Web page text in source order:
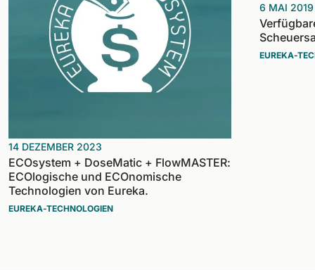
14 DEZEMBER 2023
ECOsystem + DoseMatic + FlowMASTER:
ECOlogische und ECOnomische
Technologien von Eureka.
EUREKA-TECHNOLOGIEN
6 MAI 2019
EUREKA-